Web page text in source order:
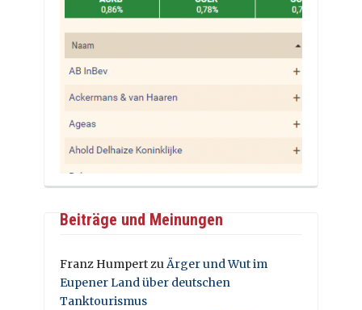
Beiträge und Meinungen
Franz HumpertzuÄrger und Wut im
Eupener Land über deutschen
Tanktourismus